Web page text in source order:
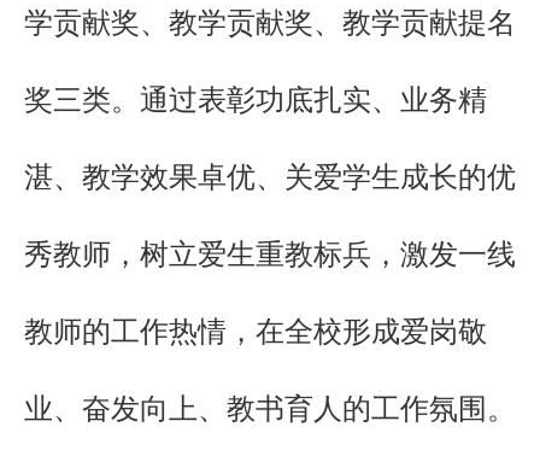
学贡献奖、教学贡献奖、教学贡献提名
奖三类。通过表彰功底扎实、业务精
湛、教学效果卓优、关爱学生成长的优
秀教师，树立爱生重教标兵，激发一线
教师的工作热情，在全校形成爱岗敬
业、奋发向上、教书育人的工作氛围。